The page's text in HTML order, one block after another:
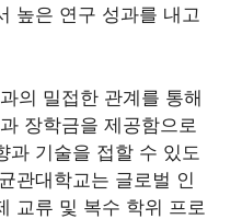
높은 연구 성과를 내고
의 밀접한 관계를 통해
장학금을 제공함으로
과 기술을 접할 수 있도
관대학교는 글로벌 인
교류 및 복수 학위 프로